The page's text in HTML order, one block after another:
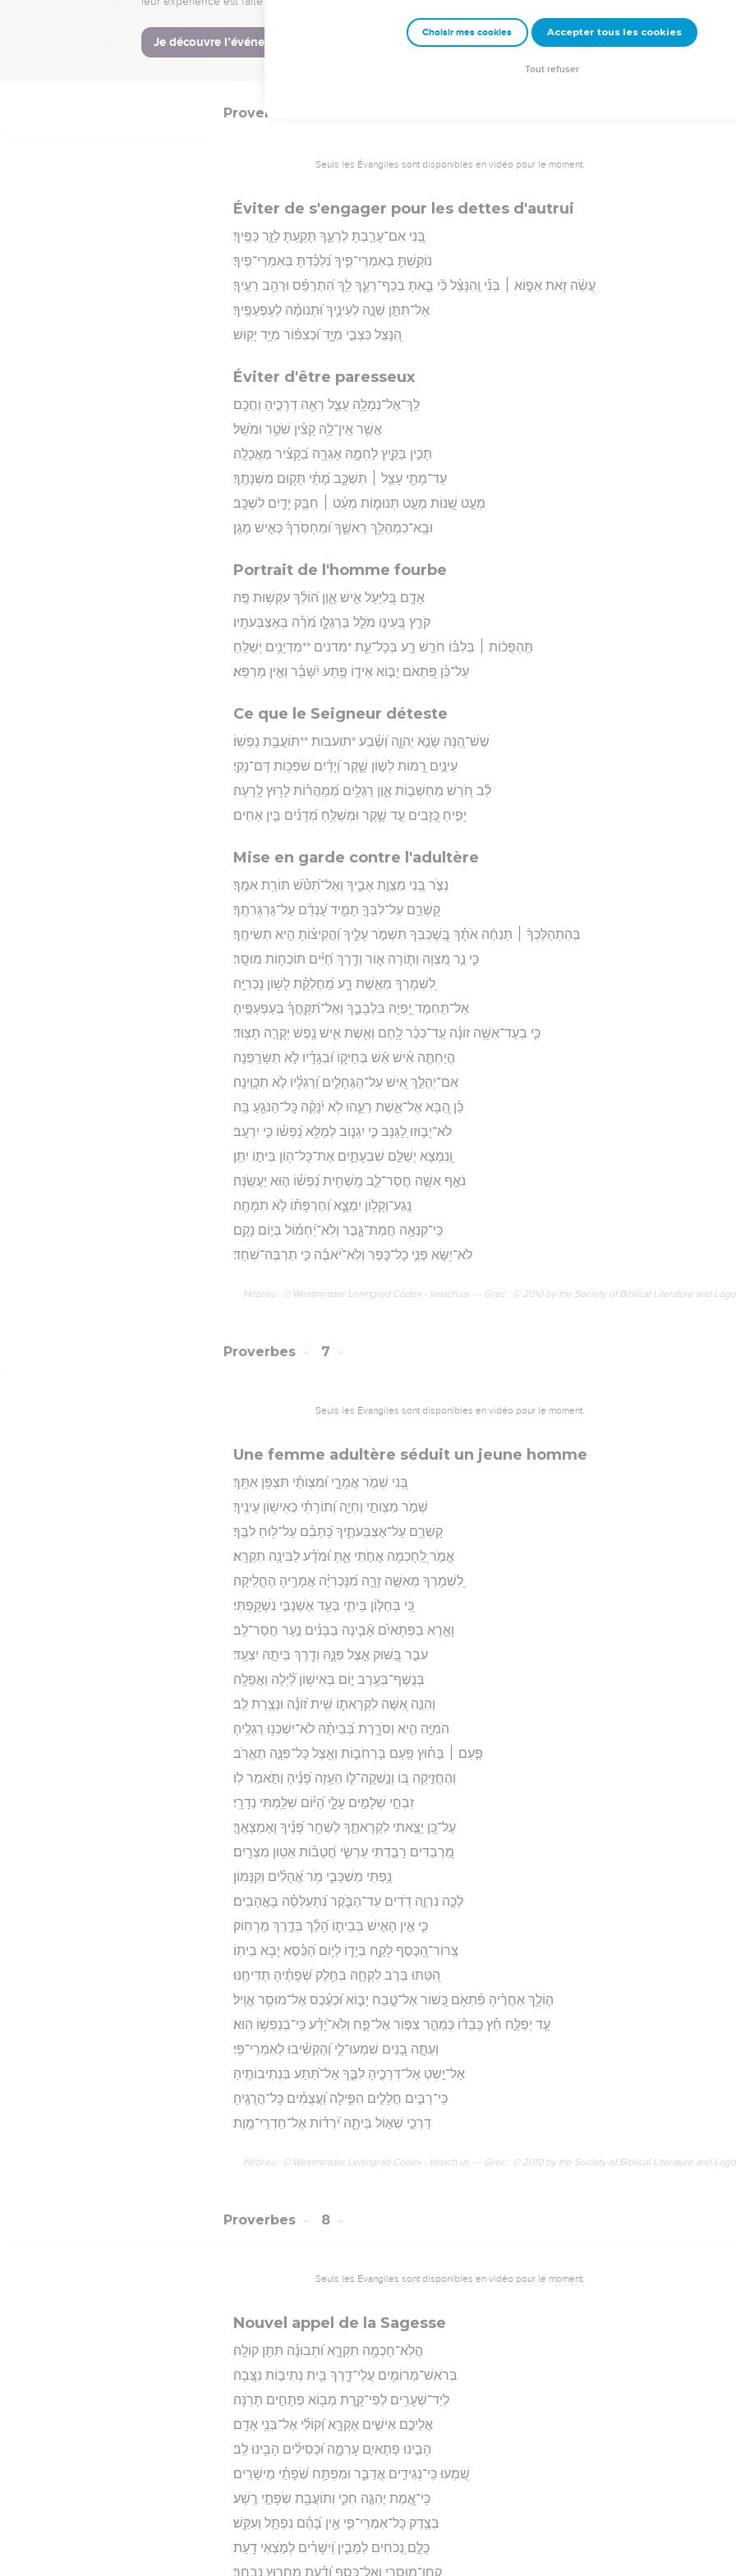
ה֗וּא יָ֭מוּת בְּאֵ֣ין מוּסָ֑ר וּבְרֹ֖ב אִוַּלְתּ֣וֹ יִשְׁגֶּֽה׃
Hébreu : © Westminster Leningrad Codex - tanach.us --- Grec : © 2010 by the Society of Biblical Literature and
Proverbes
Seuls les Évangiles sont disponibles en vidéo pour le moment.
Éviter de s'engager pour les dettes d'autrui
בְּ֭נִי אִם־עָרַ֣בְתָּ לְרֵעֶ֑ךָ תָּקַ֖עְתָּ לַזָּ֣ר כַּפֶּֽיךָ׃
נוֹקַ֥שְׁתָּ בְאִמְרֵי־פִ֑יךָ נִ֝לְכַּ֗דְתָּ בְּאִמְרֵי־פִֽיךָ׃
עֲשֵׂ֨ה זֹ֥את אֵפ֪וֹא ׀ בְּנִ֡י וְֽהִנָּצֵ֗ל כִּ֘י בָ֤אתָ בְכַף־רֵעֶ֑ךָ לֵ֥ךְ הִ֝תְרַפֵּ֗ס וּרְהַ֥ב רֵעֶֽיךָ׃
אַל־תִּתֵּ֣ן שֵׁנָ֣ה לְעֵינֶ֑יךָ וּ֝תְנוּמָ֗ה לְעַפְעַפֶּֽיךָ׃
הִ֭נָּצֵל כִּצְבִ֣י מִיָּ֑ד וּ֝כְצִפּ֗וֹר מִיַּ֥ד יָקֽוּשׁ׃
Éviter d'être paresseux
לֵֽךְ־אֶל־נְמָלָ֥ה עָצֵ֑ל רְאֵ֖ה דְרָכֶ֣יהָ וַחֲכָֽם׃
אֲשֶׁ֖ר אֵֽין־לָ֥הּ קָצִ֗ין שֹׁטֵ֥ר וּמֹשֵֽׁל׃
תָּכִ֣ין בַּקַּ֣יִץ לַחְמָ֑הּ אָגְרָ֥ה בַ֝קָּצִ֗יר מַאֲכָלָֽהּ׃
עַד־מָתַ֖י עָצֵ֥ל ׀ תִּשְׁכָּ֑ב מָ֝תַ֗י תָּק֥וּם מִשְּׁנָתֶֽךָ׃
מְעַ֣ט שֵׁ֭נוֹת מְעַ֣ט תְּנוּמ֑וֹת מְעַ֓ט ׀ חִבֻּ֖ק יָדַ֣יִם לִשְׁכָּֽב׃
וּבָֽא־כִמְהַלֵּ֥ךְ רֵאשֶׁ֑ךָ וּ֝מַחְסֹֽרְךָ֗ כְּאִ֣ישׁ מָגֵֽן׃
Portrait de l'homme fourbe
אָדָ֣ם בְּ֭לִיַּעַל אִ֣ישׁ אָ֑וֶן ה֝וֹלֵ֗ךְ עִקְּשׁ֥וּת פֶּֽה׃
קֹרֵ֣ץ בְּ֭עֵינָו מֹלֵ֣ל בְּרַגְלָ֑ו מֹ֝רֶ֗ה בְּאֶצְבְּעֹתָֽיו׃
תַּֽהְפֻּכ֨וֹת ׀ בְּלִבּ֗וֹ חֹרֵ֣שׁ רָ֣ע בְּכָל־עֵ֑ת *מדנים **מִדְיָנִ֥ים יְשַׁלֵּֽחַ׃
עַל־כֵּ֗ן פִּ֭תְאֹם יָב֣וֹא אֵיד֑וֹ פֶּ֥תַע יִ֝שָּׁבֵ֗ר וְאֵ֣ין מַרְפֵּֽא׃
Ce que le Seigneur déteste
שֶׁשׁ־הֵ֭נָּה שָׂנֵ֣א יְהוָ֑ה וְ֝שֶׁ֗בַע *תועבות **תּוֹעֲבַ֥ת נַפְשֽׁוֹ׃
עֵינַ֣יִם רָ֭מוֹת לְשׁ֣וֹן שָׁ֑קֶר וְ֝יָדַ֗יִם שֹׁפְכ֥וֹת דָּם־נָקִֽי׃
לֵ֗ב חֹ֭רֵשׁ מַחְשְׁב֣וֹת אָ֑וֶן רַגְלַ֥יִם מְ֝מַהֲר֗וֹת לָר֥וּץ לָֽרָעָה׃
יָפִ֣יחַ כְּ֭זָבִים עֵ֣ד שָׁ֑קֶר וּמְשַׁלֵּ֥חַ מְ֝דָנִ֗ים בֵּ֣ין אַחִֽים׃
Mise en garde contre l'adultère
נְצֹ֣ר בְּ֭נִי מִצְוַ֣ת אָבִ֑יךָ וְאַל־תִּ֝טֹּ֗שׁ תּוֹרַ֥ת אִמֶּֽךָ׃
קָשְׁרֵ֣ם עַל־לִבְּךָ֣ תָמִ֑יד עָ֝נְדֵ֗ם עַל־גַּרְגְּרֹתֶֽךָ׃
בְּהִתְהַלֶּכְךָ֨ ׀ תַּנְחֶ֬ה אֹתָ֗ךְ בְּֽ֭שָׁכְבְּךָ תִּשְׁמֹ֣ר עָלֶ֑יךָ וַ֝הֲקִיצ֗וֹתָ הִ֣יא תְשִׂיחֶֽךָ׃
כִּ֤י נֵ֣ר מִ֭צְוָה וְת֣וֹרָה א֑וֹר וְדֶ֥רֶךְ חַ֝יִּ֗ים תּוֹכְח֥וֹת מוּסָֽר׃
לִ֭שְׁמָרְךָ מֵאֵ֣שֶׁת רָ֑ע מֵֽ֝חֶלְקַ֗ת לָשׁ֥וֹן נָכְרִיָּֽה׃
אַל־תַּחְמֹ֣ד יָ֭פְיָהּ בִּלְבָבֶ֑ךָ וְאַל־תִּ֝קָּֽחֲךָ֗ בְּעַפְעַפֶּֽיהָ׃
כִּ֤י בְעַד־אִשָּׁ֥ה זוֹנָ֗ה עַֽד־כִּכַּ֫ר לָ֥חֶם וְאֵ֥שֶׁת אִ֑ישׁ נֶ֖פֶשׁ יְקָרָ֣ה תָצֽוּד׃
הֲיַחְתֶּ֤ה אִ֓ישׁ אֵ֬שׁ בְּחֵיק֑וֹ וּ֝בְגָדָ֗יו לֹ֣א תִשָּׂרַֽפְנָה׃
אִם־יְהַלֵּ֣ךְ אִ֭ישׁ עַל־הַגֶּחָלִ֑ים וְ֝רַגְלָ֗יו לֹ֣א תִכָּוֶֽינָה׃
כֵּ֗ן הַ֭בָּא אֶל־אֵ֣שֶׁת רֵעֵ֑הוּ לֹ֥א יִ֝נָּקֶ֗ה כָּֽל־הַנֹּגֵ֥עַ בָּֽהּ׃
לֹא־יָב֣וּזוּ לַ֭גַּנָּב כִּ֣י יִגְנ֑וֹב לְמַלֵּ֥א נַ֝פְשׁ֗וֹ כִּ֣י יִרְעָֽב׃
וְ֭נִמְצָא יְשַׁלֵּ֣ם שִׁבְעָתָ֑יִם אֶת־כָּל־ה֖וֹן בֵּית֣וֹ יִתֵּֽן׃
נֹאֵ֣ף אִשָּׁ֣ה חֲסַר־לֵ֑ב מַֽשְׁחִ֥ית נַ֝פְשׁ֗וֹ ה֣וּא יַעֲשֶֽׂנָּה׃
נֶֽגַע־וְקָל֥וֹן יִמְצָ֑א וְ֝חֶרְפָּת֗וֹ לֹ֣א תִמָּחֶֽה׃
כִּֽי־קִנְאָ֥ה חֲמַת־גָּ֑בֶר וְלֹֽא־יַ֝חְמ֗וֹל בְּי֣וֹם נָקָֽם׃
לֹא־יִ֭שָּׂא פְּנֵ֣י כָל־כֹּ֑פֶר וְלֹֽא־יֹ֝אבֶ֗ה כִּ֣י תַרְבֶּה־שֹֽׁחַד׃
Hébreu : © Westminster Leningrad Codex - tanach.us --- Grec : © 2010 by the Society of Biblical Literature and
Proverbes 7
Seuls les Évangiles sont disponibles en vidéo pour le moment.
Une femme adultère séduit un jeune homme
בְּ֭נִי שְׁמֹ֣ר אֲמָרָ֑י וּ֝מִצְוֺתַ֗י תִּצְפֹּ֥ן אִתָּֽךְ׃
שְׁמֹ֣ר מִצְוֺתַ֣י וֶחְיֵ֑ה וְ֝תוֹרָתִ֗י כְּאִישׁ֥וֹן עֵינֶֽיךָ׃
קָשְׁרֵ֥ם עַל־אֶצְבְּעֹתֶ֑יךָ כָּ֝תְבֵ֗ם עַל־ל֥וּחַ לִבֶּֽךָ׃
אֱמֹ֣ר לַֽ֭חָכְמָה אֲחֹ֣תִי אָ֑תְּ וּ֝מֹדָ֗ע לַבִּינָ֥ה תִקְרָֽא׃
לִ֭שְׁמָרְךָ מֵאִשָּׁ֣ה זָרָ֑ה מִ֝נָּכְרִיָּ֗ה אֲמָרֶ֥יהָ הֶחֱלִֽיקָה׃
כִּ֭י בְּחַלּ֣וֹן בֵּיתִ֑י בְּעַ֖ד אֶשְׁנַבִּ֣י נִשְׁקָֽפְתִּי׃
וָאֵ֤רֶא בַפְּתָאיִ֗ם אָ֘בִ֤ינָה בַבָּנִ֗ים נַ֣עַר חֲסַר־לֵֽב׃
עֹבֵ֣ר בַּ֭שּׁוּק אֵ֣צֶל פִּנָּ֑הּ וְדֶ֖רֶךְ בֵּיתָ֣הּ יִצְעָֽד׃
בְּנֶֽשֶׁף־בְּעֶ֥רֶב י֑וֹם בְּאִישׁ֥וֹן לַ֝֗יְלָה וַאֲפֵלָֽה׃
וְהִנֵּ֣ה אִ֭שָּׁה לִקְרָאת֑וֹ שִׁ֥ית ז֝וֹנָ֗ה וּנְצֻ֥רַת לֵֽב׃
הֹמִיָּ֣ה הִ֣יא וְסֹרָ֑רֶת בְּ֝בֵיתָ֗הּ לֹא־יִשְׁכְּנ֥וּ רַגְלֶֽיהָ׃
פַּ֤עַם ׀ בַּח֗וּץ פַּ֥עַם בָּרְחֹב֑וֹת וְאֵ֖צֶל כָּל־פִּנָּ֣ה תֶאֱרֹֽב׃
וְהֶחֱזִ֣יקָה בּ֭וֹ וְנָ֣שְׁקָה־לּ֑וֹ הֵעֵ֥זָה פָ֝נֶ֗יהָ וַתֹּ֣אמַר לֽוֹ׃
זִבְחֵ֣י שְׁלָמִ֣ים עָלָ֑י הַ֝יּ֗וֹם שִׁלַּ֥מְתִּי נְדָרָֽי׃
עַל־כֵּ֭ן יָצָ֣אתִי לִקְרָאתֶ֑ךָ לְשַׁחֵ֥ר פָּ֝נֶ֗יךָ וָאֶמְצָאֶֽךָּ׃
מַ֭רְבַדִּים רָבַ֣דְתִּי עַרְשִׂ֑י חֲ֝טֻב֗וֹת אֵט֥וּן מִצְרָֽיִם׃
נַ֥פְתִּי מִשְׁכָּבִ֑י מֹ֥ר אֲ֝הָלִ֗ים וְקִנָּמֽוֹן׃
לְכָ֤ה נִרְוֶ֣ה דֹ֭דִים עַד־הַבֹּ֑קֶר נִ֝תְעַלְּסָ֗ה בָּאֳהָבִֽים׃
כִּ֤י אֵ֣ין הָאִ֣ישׁ בְּבֵית֑וֹ הָ֝לַ֗ךְ בְּדֶ֣רֶךְ מֵרָחֽוֹק׃
צְֽרוֹר־הַ֭כֶּסֶף לָקַ֣ח בְּיָד֑וֹ לְי֥וֹם הַ֝כֵּ֗סֶא יָבֹ֥א בֵיתֽוֹ׃
הִ֭טַּתּוּ בְּרֹ֣ב לִקְחָ֑הּ בְּחֵ֥לֶק שְׂ֝פָתֶ֗יהָ תַּדִּיחֶֽנּוּ׃
ה֤וֹלֵ֥ךְ אַחֲרֶ֗יהָ פִּ֫תְאֹ֥ם כְּ֭שׁוֹר אֶל־טָ֣בַח יָב֑וֹא וּ֝כְעֶ֗כֶס אֶל־מוּסַ֥ר אֱוִֽיל׃
עַ֤ד יְפַלַּ֪ח חֵ֡ץ כְּֽבֵד֗וֹ כְּמַהֵ֣ר צִפּ֣וֹר אֶל־פָּ֑ח וְלֹֽא־יָ֝דַ֗ע כִּֽי־בְנַפְשׁ֥וֹ הֽוּא׃
וְעַתָּ֣ה בָ֭נִים שִׁמְעוּ־לִ֑י וְ֝הַקְשִׁ֗יבוּ לְאִמְרֵי־פִֽי׃
אַל־יֵ֣שְׂטְ אֶל־דְּרָכֶ֣יהָ לִבֶּ֑ךָ אַל־תֵּ֝תַע בִּנְתִיבוֹתֶֽיהָ׃
כִּֽי־רַבִּ֣ים חֲלָלִ֣ים הִפִּ֑ילָה וַ֝עֲצֻמִ֗ים כָּל־הֲרֻגֶֽיהָ׃
דַּרְכֵ֣י שְׁא֣וֹל בֵּיתָ֑הּ יֹ֝רְד֗וֹת אֶל־חַדְרֵי־מָֽוֶת׃
Hébreu : © Westminster Leningrad Codex - tanach.us --- Grec : © 2010 by the Society of Biblical Literature and
Proverbes 8
Seuls les Évangiles sont disponibles en vidéo pour le moment.
Nouvel appel de la Sagesse
הֲלֹֽא־חָכְמָ֥ה תִקְרָ֑א וּ֝תְבוּנָ֗ה תִּתֵּ֥ן קוֹלָֽהּ׃
בְּרֹאשׁ־מְרוֹמִ֥ים עֲלֵי־דָ֑רֶךְ בֵּ֖ית נְתִיב֣וֹת נִצָּֽבָה׃
לְיַד־שְׁעָרִ֥ים לְפִי־קָ֑רֶת מְב֖וֹא פְתָחִ֣ים תָּרֹֽנָּה׃
אֲלֵיכֶ֣ם אִישִׁ֣ים אֶקְרָ֑א וְ֝קוֹלִ֗י אֶל־בְּנֵ֥י אָדָֽם׃
הָבִ֣ינוּ פְתָאיִ֣ם עָרְמָ֑ה וּ֝כְסִילִ֗ים הָבִ֥ינוּ לֵֽב׃
שִׁ֭מְעוּ כִּֽי־נְגִידִ֣ים אֲדַבֵּ֑ר וּמִפְתַּ֥ח שְׂ֝פָתַ֗י מֵישָׁרִֽים׃
כִּֽי־אֱ֭מֶת יֶהְגֶּ֣ה חִכִּ֑י וְתוֹעֲבַ֖ת שְׂפָתַ֣י רֶֽשַׁע׃
בְּצֶ֥דֶק כָּל־אִמְרֵי־פִ֑י אֵ֥ין בָּ֝הֶ֗ם נִפְתָּ֥ל וְעִקֵּֽשׁ׃
כֻּלָּ֣ם נְ֭כֹחִים לַמֵּבִ֑ין וִֽ֝ישָׁרִ֗ים לְמֹ֣צְאֵי דָֽעַת׃
קְחֽוּ־מוּסָרִ֥י וְאַל־כָּ֑סֶף וְ֝דַ֗עַת מֵחָר֥וּץ נִבְחָֽר׃
Choisir mes cookies Accepter tous les cookies
Tout refuser